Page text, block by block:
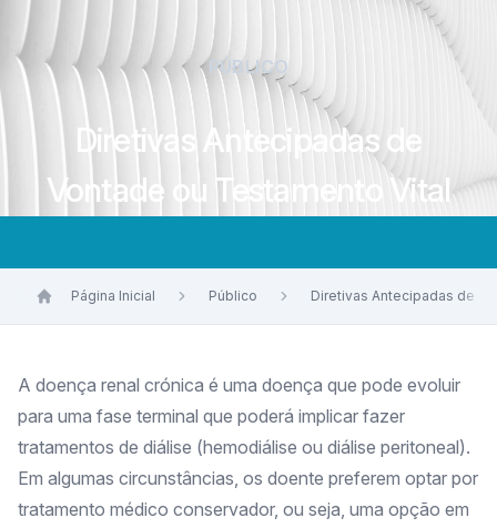
PÚBLICO
Diretivas Antecipadas de
Vontade ou Testamento Vital
Página Inicial Público Diretivas Antecipadas de
A doença renal crónica é uma doença que pode evoluir
para uma fase terminal que poderá implicar fazer
tratamentos de diálise (hemodiálise ou diálise peritoneal).
Em algumas circunstâncias, os doente preferem optar por
tratamento médico conservador, ou seja, uma opção em